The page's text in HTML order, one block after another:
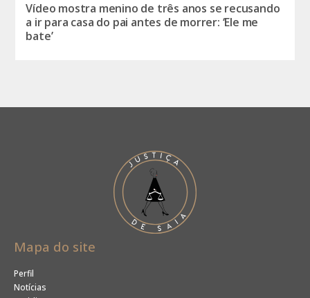
Vídeo mostra menino de três anos se recusando
a ir para casa do pai antes de morrer: ‘Ele me
bate’
Mapa do site
Perfil
Notícias